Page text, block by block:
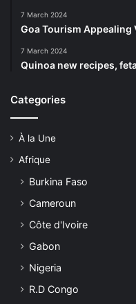
7 March 2024
Goa Tourism
7 March 2024
Quinoa new recipes,
Categories
À la Une
Afrique
Burkina Faso
Cameroun
Côte d'Ivoire
Gabon
Nigeria
R.D Congo